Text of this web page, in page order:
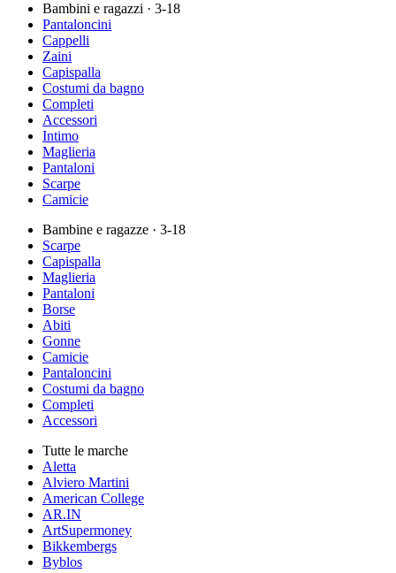
Bambini e ragazzi · 3-18
Pantaloncini
Cappelli
Zaini
Capispalla
Costumi da bagno
Completi
Accessori
Intimo
Maglieria
Pantaloni
Scarpe
Camicie
Bambine e ragazze · 3-18
Scarpe
Capispalla
Maglieria
Pantaloni
Borse
Abiti
Gonne
Camicie
Pantaloncini
Costumi da bagno
Completi
Accessori
Tutte le marche
Aletta
Alviero Martini
American College
AR.IN
ArtSupermoney
Bikkembergs
Byblos